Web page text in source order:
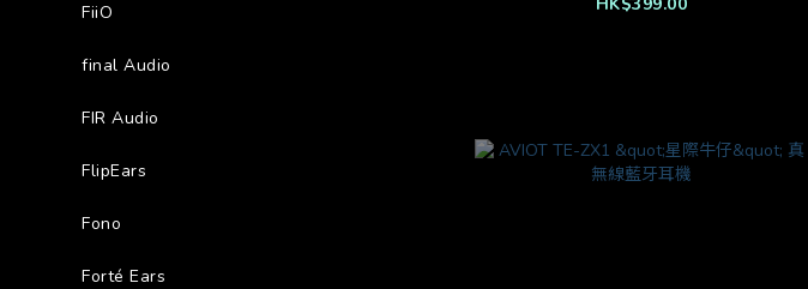
FiiO
final Audio
FIR Audio
FlipEars
Fono
Forté Ears
HK$399.00